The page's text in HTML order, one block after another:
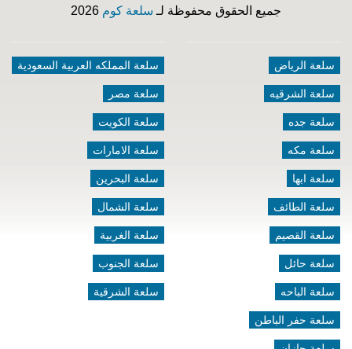
جميع الحقوق محفوظة لـ سلعة كوم
سلعة الرياض
سلعة الشرقيه
سلعة جده
سلعة مكه
سلعة ابها
سلعة الطائف
سلعة القصيم
سلعة حائل
سلعة الباحه
سلعة حفر الباطن
سلعة المملكه العربية السعودية
سلعة مصر
سلعة الكويت
سلعة الامارات
سلعة البحرين
سلعة الشمال
سلعة الغربية
سلعة الجنوب
سلعة الشرقية